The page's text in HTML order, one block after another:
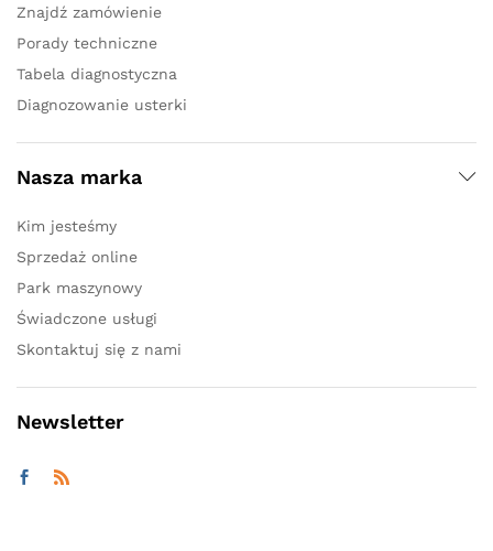
Znajdź zamówienie
Porady techniczne
Tabela diagnostyczna
Diagnozowanie usterki
Nasza marka
Kim jesteśmy
Sprzedaż online
Park maszynowy
Świadczone usługi
Skontaktuj się z nami
Newsletter